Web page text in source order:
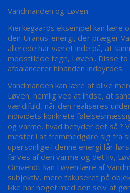
Vandmanden og Løven
Kierkegaards eksempel kan lære
den Uranus-energi, der præger
allerede har været inde på, at
modstillede tegn, Løven.. Disse
afbalancerer hinanden indbyrdes.
Vandmanden kan lære at blive
Løven, nemlig ved at indse, at
værdifuld, når den realiseres
individets konkrete
og varme, hvad betyder det så ?
mester i at fremmedgøre sig fra
upersonlige i denne energi får
farves af den varme og det liv,
Omvendt kan Løven lære af
subjektiv, mere fokuseret på
ikke har noget med den selv at